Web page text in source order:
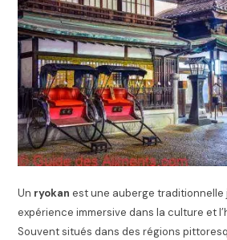
Un ryokan est une auberge traditionnelle
expérience immersive dans la culture et
Souvent situés dans des régions